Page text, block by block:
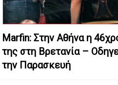
Marfin: Στην Αθήνα η
της στη Βρετανία –
την Παρασκευή